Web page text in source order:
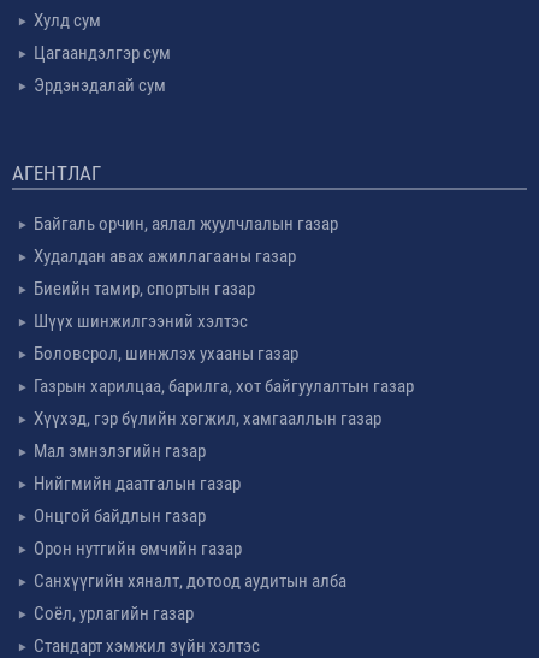
Хулд сум
Цагаандэлгэр сум
Эрдэнэдалай сум
АГЕНТЛАГ
Байгаль орчин, аялал жуулчлалын газар
Худалдан авах ажиллагааны газар
Биеийн тамир, спортын газар
Шүүх шинжилгээний хэлтэс
Боловсрол, шинжлэх ухааны газар
Газрын харилцаа, барилга, хот байгуулалтын газар
Хүүхэд, гэр бүлийн хөгжил, хамгааллын газар
Мал эмнэлэгийн газар
Нийгмийн даатгалын газар
Онцгой байдлын газар
Орон нутгийн өмчийн газар
Санхүүгийн хяналт, дотоод аудитын алба
Соёл, урлагийн газар
Стандарт хэмжил зүйн хэлтэс